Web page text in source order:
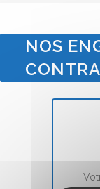
NOS